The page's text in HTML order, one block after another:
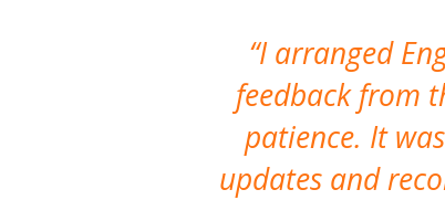
I arranged
feedback from
patience. It
updates and